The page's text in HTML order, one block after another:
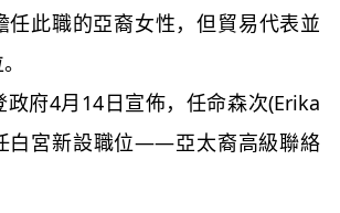
任此職的亞裔女性，但貿易代表並
府4月14日宣佈，任命森次(Erika
白宮新設職位——亞太裔高級聯絡